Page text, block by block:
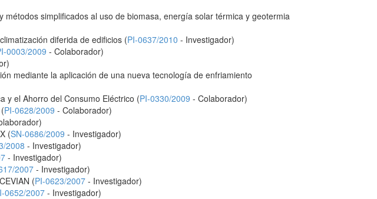
simplificados al uso de biomasa, energía solar térmica y geotermia
diferida de edificios (PI-0637/2010 - Investigador)
0003/2009 - Colaborador)
mediante la aplicación de una nueva tecnología de enfriamiento
y el Ahorro del Consumo Eléctrico (PI-0330/2009 - Colaborador)
PI-0628/2009 - Colaborador)
(SN-0686/2009 - Investigador)
2008 - Investigador)
- Investigador)
2007- Investigador)
(PI-0623/2007 - Investigador)
0652/2007- Investigador)